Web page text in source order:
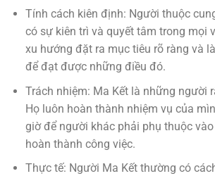
Tính cách kiên định: Người thuộc
có sự kiên trì và quyết tâm trong mọi
xu hướng đặt ra mục tiêu rõ ràng và
để đạt được những điều đó.
Trách nhiệm: Ma Kết là những người
Họ luôn hoàn thành nhiệm vụ của
giờ để người khác phải phụ thuộc
hoàn thành công việc.
Thực tế: Người Ma Kết thường có